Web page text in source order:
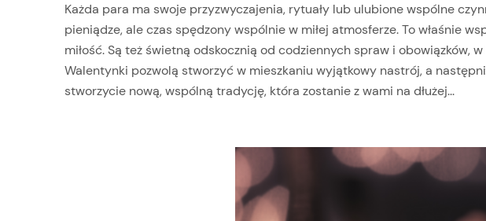
Każda para ma swoje przyzwyczajenia, rytuały lub ulubione wspólne
pieniądze, ale czas spędzony wspólnie w miłej atmosferze. To właśnie
miłość. Są też świetną odskocznią od codziennych spraw i obowiązków,
Walentynki pozwolą stworzyć w mieszkaniu wyjątkowy nastrój, a
stworzycie nową, wspólną tradycję, która zostanie z wami na dłużej...